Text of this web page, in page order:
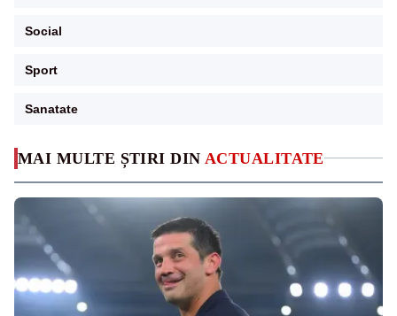
MAI MULTE ȘTIRI DIN ACTUALITATE
Social
Sport
Sanatate